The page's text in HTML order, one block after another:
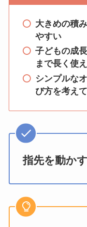
大きめの積
やすい
子どもの成
まで長く使
シンプルな
び方を考え
指先を動か